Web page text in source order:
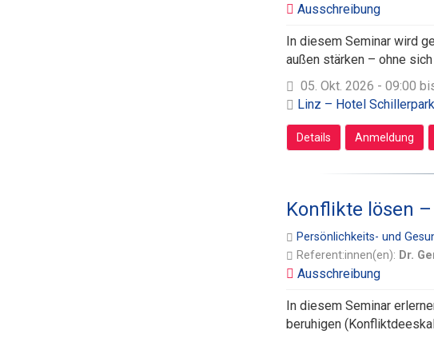
In diesem Seminar wird
außen stärken – ohne
05. Okt. 2026 - 09:00
Linz – Hotel
Details Anmeldung
Konflikte lösen
Persönlichkeits- und
Referent:innen(en): Dr.
In diesem Seminar
beruhigen